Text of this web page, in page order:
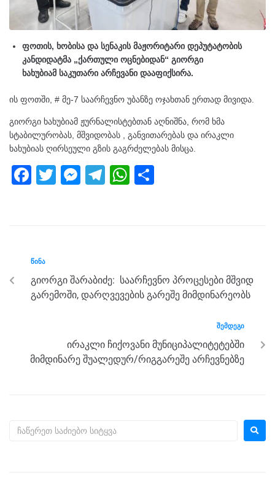
ფოთის, ხობისა და სენაკის მაჟორიტარი დეპუტატობის
კანდიდატმა „ქართული ოცნებიდან“ გიორგი
ხახუბიამ საკუთარი არჩევანი დააფიქსირა.
ის ფოთში, # მე-7 საარჩევნო უბანზე ოჯახთან ერთად მივიდა.
გიორგი ხახუბიამ ჟურნალისტებთან აღნიშნა, რომ ხმა
სტაბილურობას, მშვიდობას , განვითარებას და ირაკლი
ხახუბიას ღირსეული გზის გაგრძელებას მისცა.
F
b
o
o
T
M
g
er
T
m
W
p
p
ᲬᲘᲜᲐ
გიორგი შარაბიძე: საარჩევნო პროცესები მშვიდ
გარემოში, დარღვევების გარეშე მიმდინარეობს
ᲨᲔᲛᲓᲔᲒᲘ
ირაკლი ჩიქოვანი მუნიციპალიტეტებში
მიმდინარე შუალედურ/რიგგარეშე არჩევნებზე